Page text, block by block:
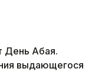
День Абая.
выдающегося